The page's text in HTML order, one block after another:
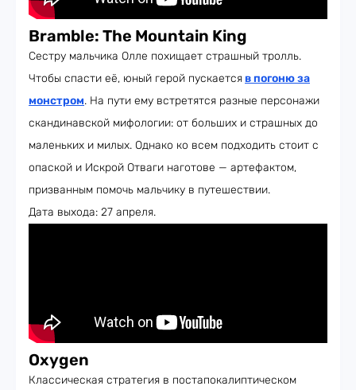
Bramble: The Mountain King
Сестру мальчика Олле похищает страшный тролль.
Чтобы спасти её, юный герой пускаетсяв погоню за
монстром. На пути ему встретятся разные персонажи
скандинавской мифологии: от больших и страшных до
маленьких и милых. Однако ко всем подходить стоит с
опаской и Искрой Отваги наготове — артефактом,
призванным помочь мальчику в путешествии.
Дата выхода: 27 апреля.
Oxygen
Классическая стратегия в постапокалиптическом